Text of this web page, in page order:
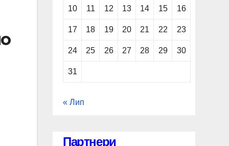
10 11 12 13 14 15 16
17 18 19 20 21 22 23
24 25 26 27 28 29 30
31
« Лип
Партнери